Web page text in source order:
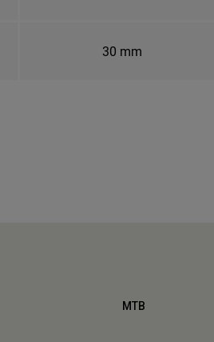
30 mm
MTB